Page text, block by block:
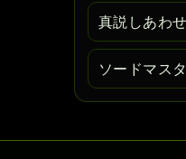
真説しあわ
ソードマス